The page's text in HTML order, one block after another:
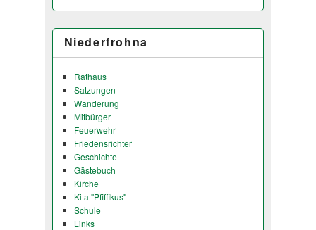
Niederfrohna
Rathaus
Satzungen
Wanderung
Mitbürger
Feuerwehr
Friedensrichter
Geschichte
Gästebuch
Kirche
Kita "Pfiffikus"
Schule
Links